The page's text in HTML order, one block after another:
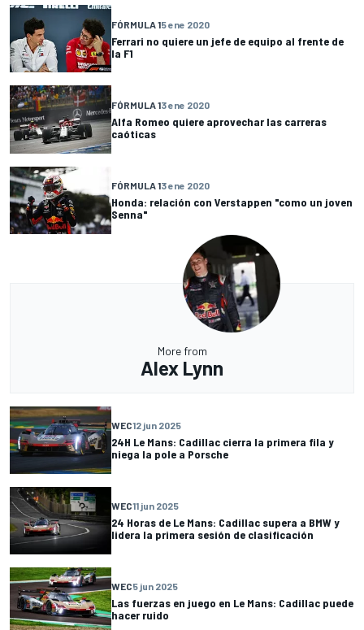
FÓRMULA 15 ene 2020
Ferrari no quiere un jefe de equipo al frente de
la F1
FÓRMULA 13 ene 2020
Alfa Romeo quiere aprovechar las carreras
caóticas
FÓRMULA 13 ene 2020
Honda: relación con Verstappen "como un joven
Senna"
More from
Alex Lynn
WEC12 jun 2025
24H Le Mans: Cadillac cierra la primera fila y
niega la pole a Porsche
WEC11 jun 2025
24 Horas de Le Mans: Cadillac supera a BMW y
lidera la primera sesión de clasificación
WEC5 jun 2025
Las fuerzas en juego en Le Mans: Cadillac puede
hacer ruido